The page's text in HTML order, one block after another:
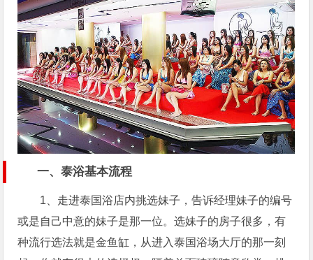
一、泰浴基本流程
1、走进泰国浴店内挑选妹子，告诉经理妹子的编号
或是自己中意的妹子是那一位。选妹子的房子很多，有
种流行选法就是金鱼缸，从进入泰国浴场大厅的那一刻